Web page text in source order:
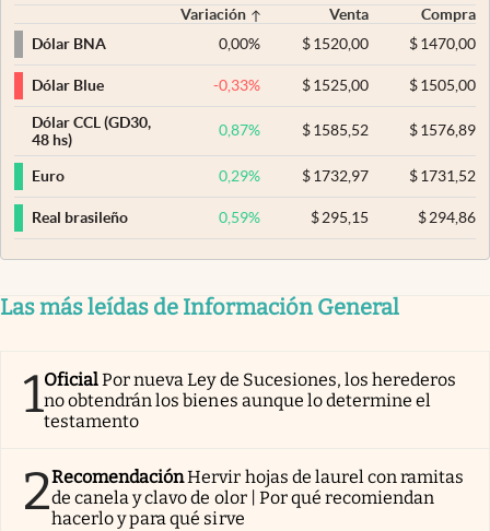
Variación Venta
Compra
Dólar BNA
0,00% $ 1520,00 $1470,00
Dólar Blue -0,33% $ 1525,00 $1505,00
Dólar CCL (GD30,
48 hs)
0,87% $ 1585,52 $1576,89
Euro 0,29% $ 1732,97 $1731,52
Real brasileño 0,59% $ 295,15 $294,86
Las más leídas de Información General
1OficialPor nueva Ley de Sucesiones, los herederos
no obtendrán los bienes aunque lo determine el
testamento
2RecomendaciónHervir hojas de laurel con ramitas
de canela y clavo de olor | Por qué recomiendan
hacerlo y para qué sirve